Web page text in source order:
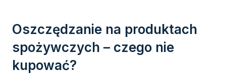
Oszczędzanie na produktach
spożywczych – czego nie
kupować?